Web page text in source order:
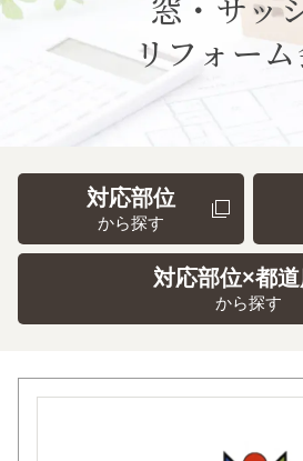
リフォー
対応部位
から探す
対応部位×都
から探す